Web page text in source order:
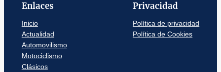
Enlaces
Inicio
Actualidad
Automovilismo
Motociclismo
Clásicos
Privacidad
Política de privacidad
Política de Cookies